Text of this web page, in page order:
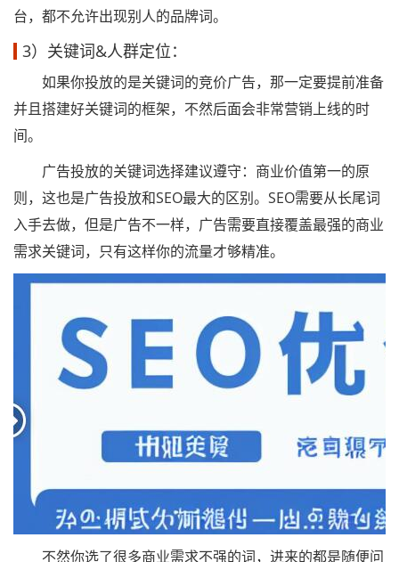
台，都不允许出现别人的品牌词。
3）关键词&人群定位：
如果你投放的是关键词的竞价广告，那一定要提前准备
并且搭建好关键词的框架，不然后面会非常营销上线的时
间。
广告投放的关键词选择建议遵守：商业价值第一的原
则，这也是广告投放和SEO最大的区别。SEO需要从长尾词
入手去做，但是广告不一样，广告需要直接覆盖最强的商业
需求关键词，只有这样你的流量才够精准。
不然你选了很多商业需求不强的词，进来的都是随便问